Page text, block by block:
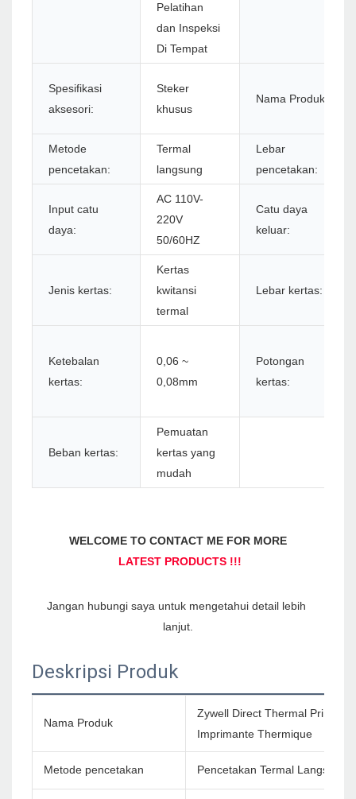
Pelatihan
dan Inspeksi
Di Tempat
Spesifikasi
aksesori:
Steker
khusus
Nama Produk:
Metode
pencetakan:
Termal
langsung
Lebar
pencetakan:
Input catu
daya:
AC 110V-
220V
50/60HZ
Catu daya
keluar:
Jenis kertas:
Kertas
kwitansi
termal
Lebar kertas:
Ketebalan
kertas:
0,06 ~
0,08mm
Potongan
kertas:
Beban kertas:
Pemuatan
kertas yang
mudah
Jangan hubungi saya untuk mengetahui detail lebih
Deskripsi Produk
Nama Produk
Zywell Direct Thermal Printer
Imprimante Thermique
Metode pencetakan Pencetakan Termal Langsung